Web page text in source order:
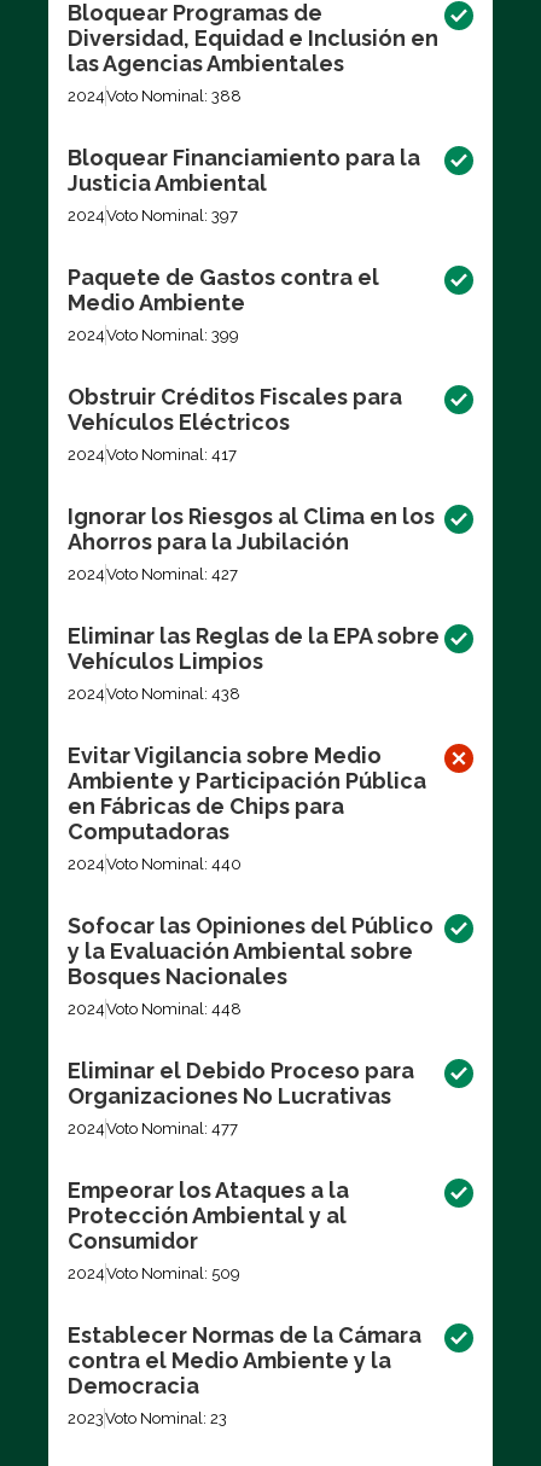
Bloquear Programas de
Diversidad, Equidad e Inclusión en
las Agencias Ambientales
2024Voto Nominal: 388
Bloquear Financiamiento para la
Justicia Ambiental
2024Voto Nominal: 397
Paquete de Gastos contra el
Medio Ambiente
2024Voto Nominal: 399
Obstruir Créditos Fiscales para
Vehículos Eléctricos
2024Voto Nominal: 417
Ignorar los Riesgos al Clima en los
Ahorros para la Jubilación
2024Voto Nominal: 427
Eliminar las Reglas de la EPA sobre
Vehículos Limpios
2024Voto Nominal: 438
Evitar Vigilancia sobre Medio
Ambiente y Participación Pública
en Fábricas de Chips para
Computadoras
2024Voto Nominal: 440
Sofocar las Opiniones del Público
y la Evaluación Ambiental sobre
Bosques Nacionales
2024Voto Nominal: 448
Eliminar el Debido Proceso para
Organizaciones No Lucrativas
2024Voto Nominal: 477
Empeorar los Ataques a la
Protección Ambiental y al
Consumidor
2024Voto Nominal: 509
Establecer Normas de la Cámara
contra el Medio Ambiente y la
Democracia
2023Voto Nominal: 23